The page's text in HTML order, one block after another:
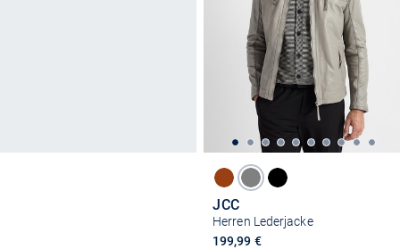
JCC
Herren Lederjacke
199,99 €